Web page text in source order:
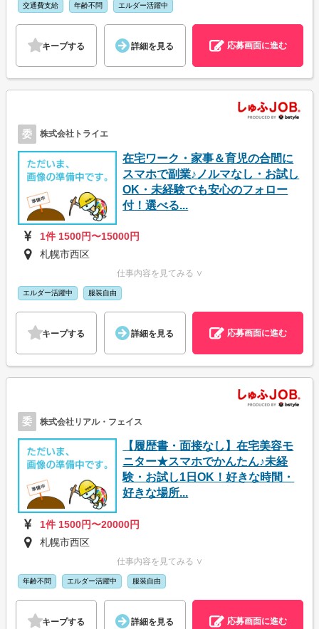
交通費支給 年齢不問 エルダー活躍中
キープする 詳細を見る 応募画面に進む
委 株式会社トライエ
在宅ワーク・家事＆育児の合間に
スマホで副業♪ノルマなし・お試し
OK・未経験でも安心のフォロー
付！選べる...
1件 1500円〜15000円
札幌市西区
仕事内容を見てみる ∨
エルダー活躍中 服装自由
キープする 詳細を見る 応募画面に進む
委 株式会社リアル・フェイス
【履歴書・面接なし】在宅美容モ
ニター★スマホでかんたん♪未経
験・お試し1日OK！好きな時間・
好きな場所...
1件 1500円〜20000円
札幌市西区
仕事内容を見てみる ∨
年齢不問 エルダー活躍中 服装自由
キープする 詳細を見る 応募画面に進む